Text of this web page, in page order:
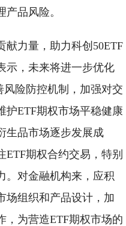
品风险。
力量，助力科创50ETF
示，未来将进一步优化
险防控机制，加强对交
护ETF期权市场平稳健康
生品市场逐步发展成
期权合约交易，特别
。对金融机构来，应积
场组织和产品设计，加
，为营造ETF期权市场的